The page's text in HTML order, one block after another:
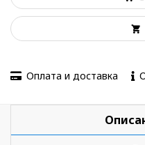
Оплата и доставка